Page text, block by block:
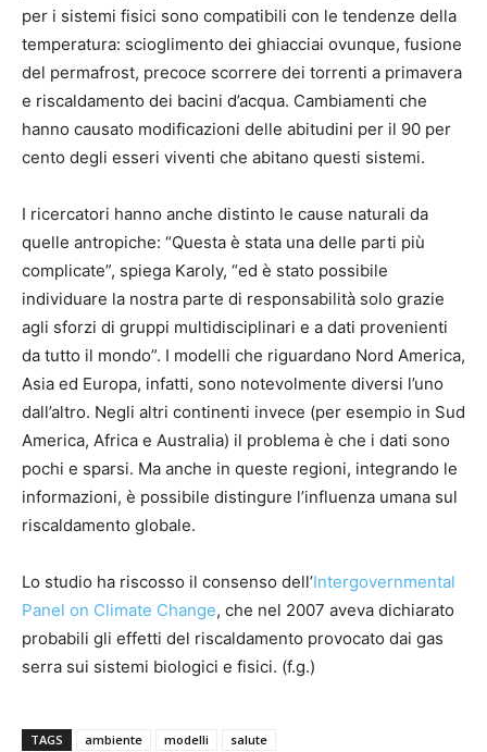
per i sistemi fisici sono compatibili con le tendenze della
temperatura: scioglimento dei ghiacciai ovunque, fusione
del permafrost, precoce scorrere dei torrenti a primavera
e riscaldamento dei bacini d’acqua. Cambiamenti che
hanno causato modificazioni delle abitudini per il 90 per
cento degli esseri viventi che abitano questi sistemi.
I ricercatori hanno anche distinto le cause naturali da
quelle antropiche: “Questa è stata una delle parti più
complicate”, spiega Karoly, “ed è stato possibile
individuare la nostra parte di responsabilità solo grazie
agli sforzi di gruppi multidisciplinari e a dati provenienti
da tutto il mondo”. I modelli che riguardano Nord America,
Asia ed Europa, infatti, sono notevolmente diversi l’uno
dall’altro. Negli altri continenti invece (per esempio in Sud
America, Africa e Australia) il problema è che i dati sono
pochi e sparsi. Ma anche in queste regioni, integrando le
informazioni, è possibile distingure l’influenza umana sul
riscaldamento globale.
Lo studio ha riscosso il consenso dell’Intergovernmental
Panel on Climate Change, che nel 2007 aveva dichiarato
probabili gli effetti del riscaldamento provocato dai gas
serra sui sistemi biologici e fisici. (f.g.)
TAGS ambiente modelli salute